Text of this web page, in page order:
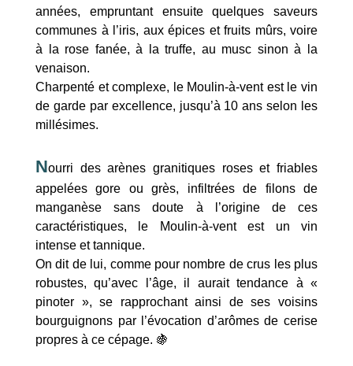
années, empruntant ensuite quelques saveurs
communes à l’iris, aux épices et fruits mûrs, voire
à la rose fanée, à la truffe, au musc sinon à la
venaison.
Charpenté et complexe, le Moulin-à-vent est le vin
de garde par excellence, jusqu’à 10 ans selon les
millésimes.
Nourri des arènes granitiques roses et friables
appelées gore ou grès, infiltrées de filons de
manganèse sans doute à l’origine de ces
caractéristiques, le Moulin-à-vent est un vin
intense et tannique.
On dit de lui, comme pour nombre de crus les plus
robustes, qu’avec l’âge, il aurait tendance à «
pinoter », se rapprochant ainsi de ses voisins
bourguignons par l’évocation d’arômes de cerise
propres à ce cépage. 🍇